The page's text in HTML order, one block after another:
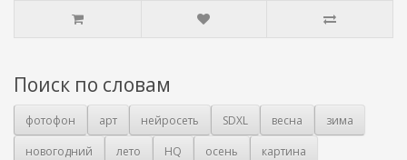
Поиск по словам
фотофон арт нейросеть SDXL весна
зима
новогодний
лето HQ осень
картина